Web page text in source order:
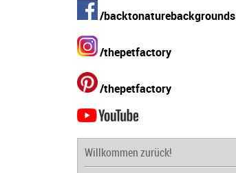
/backtonaturebackgrounds
/thepetfactory
/thepetfactory
Willkommen zurück!